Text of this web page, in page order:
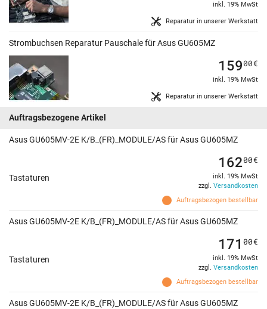
Reparatur in unserer Werkstatt
inkl. 19% MwSt
Strombuchsen Reparatur Pauschale für Asus GU605MZ
Reparatur in unserer Werkstatt
15900€
inkl. 19% MwSt
Auftragsbezogene Artikel
Asus GU605MV-2E K/B_(FR)_MODULE/AS für Asus GU605MZ
Tastaturen
Auftragsbezogen bestellbar
16200€
inkl. 19% MwSt
zzgl. Versandkosten
Asus GU605MV-2E K/B_(FR)_MODULE/AS für Asus GU605MZ
Tastaturen
Auftragsbezogen bestellbar
171 00€
inkl. 19% MwSt
zzgl. Versandkosten
Asus GU605MV-2E K/B_(FR)_MODULE/AS für Asus GU605MZ